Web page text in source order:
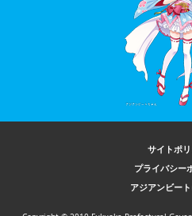
サイトポ
プライバシー
アジアンビー